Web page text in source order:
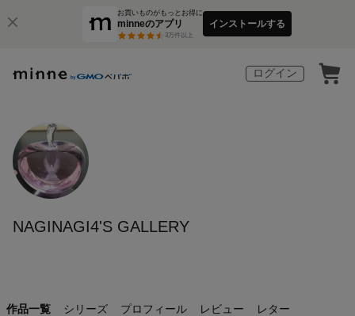
お買いものがもっとお得に
minneのアプリ
3万件以上
インストールする
ログイン
NAGINAGI4'S GALLERY
作品一覧 シリーズ プロフィール レビュー レター